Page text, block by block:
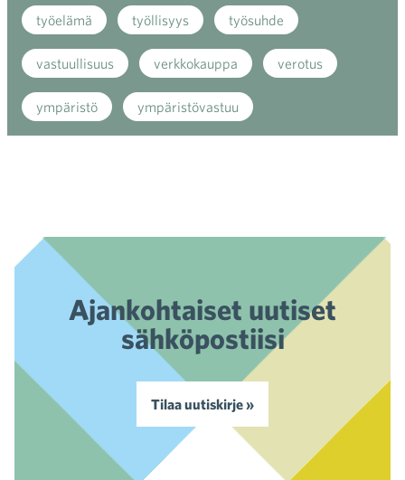
työelämä työllisyys työsuhde
vastuullisuus verkkokauppa verotus
ympäristö ympäristövastuu
Ajankohtaiset uutiset
sähköpostiisi
Tilaa uutiskirje »